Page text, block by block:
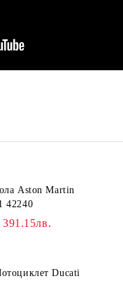
Aston Martin
42240
391.15лв.
Ducati